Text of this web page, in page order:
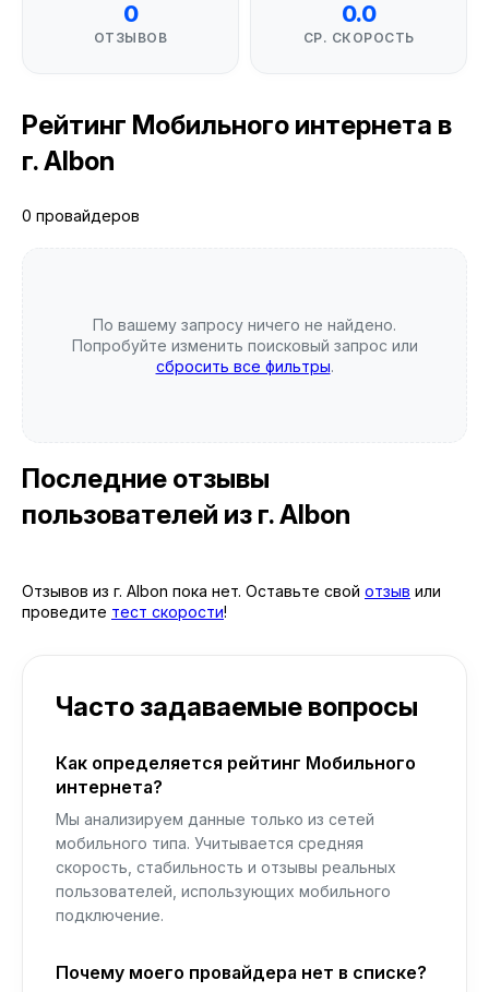
0
ОТЗЫВОВ
0.0
СР. СКОРОСТЬ
Рейтинг Мобильного интернета в
г. Albon
0 провайдеров
По вашему запросу ничего не найдено.
Попробуйте изменить поисковый запрос или
сбросить все фильтры.
Последние отзывы
пользователей из г. Albon
Отзывов из г. Albon пока нет. Оставьте свой отзыв или
проведите тест скорости!
Часто задаваемые вопросы
Как определяется рейтинг Мобильного
интернета?
Мы анализируем данные только из сетей
мобильного типа. Учитывается средняя
скорость, стабильность и отзывы реальных
пользователей, использующих мобильного
подключение.
Почему моего провайдера нет в списке?